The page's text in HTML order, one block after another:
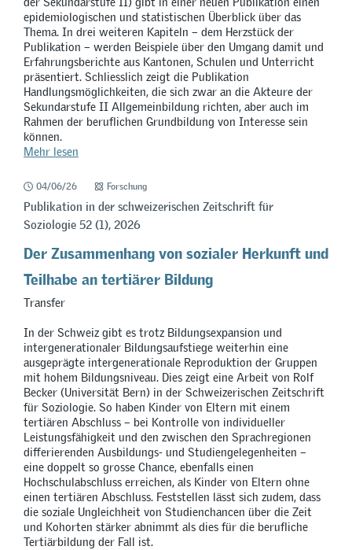
epidemiologischen und statistischen Überblick über das
Thema. In drei weiteren Kapiteln – dem Herzstück der
Publikation – werden Beispiele über den Umgang damit und
Erfahrungsberichte aus Kantonen, Schulen und Unterricht
präsentiert. Schliesslich zeigt die Publikation
Handlungsmöglichkeiten, die sich zwar an die Akteure der
Sekundarstufe II Allgemeinbildung richten, aber auch im
Rahmen der beruflichen Grundbildung von Interesse sein
können.
Mehr lesen
04/06/26 Forschung
Publikation in der schweizerischen Zeitschrift für
Soziologie 52 (1), 2026
Der Zusammenhang von sozialer Herkunft und
Teilhabe an tertiärer Bildung
Transfer
In der Schweiz gibt es trotz Bildungsexpansion und
intergenerationaler Bildungsaufstiege weiterhin eine
ausgeprägte intergenerationale Reproduktion der Gruppen
mit hohem Bildungsniveau. Dies zeigt eine Arbeit von Rolf
Becker (Universität Bern) in der Schweizerischen Zeitschrift
für Soziologie. So haben Kinder von Eltern mit einem
tertiären Abschluss – bei Kontrolle von individueller
Leistungsfähigkeit und den zwischen den Sprachregionen
differierenden Ausbildungs- und Studiengelegenheiten –
eine doppelt so grosse Chance, ebenfalls einen
Hochschulabschluss erreichen, als Kinder von Eltern ohne
einen tertiären Abschluss. Feststellen lässt sich zudem, dass
die soziale Ungleichheit von Studienchancen über die Zeit
und Kohorten stärker abnimmt als dies für die berufliche
Tertiärbildung der Fall ist.